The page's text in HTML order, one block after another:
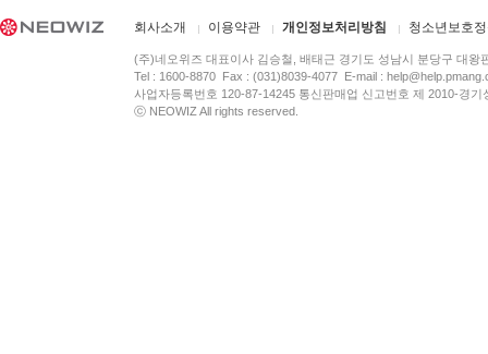
회사소개 이용약관 개인정보처리방침 청소년보호
(주)네오위즈 대표이사 김승철, 배태근 경기도 성남시 분당구 대왕
Tel : 1600-8870 Fax : (031)8039-4077 E-mail :
사업자등록번호 120-87-14245 통신판매업 신고번호 제 2010-경
ⓒ NEOWIZ All rights reserved.